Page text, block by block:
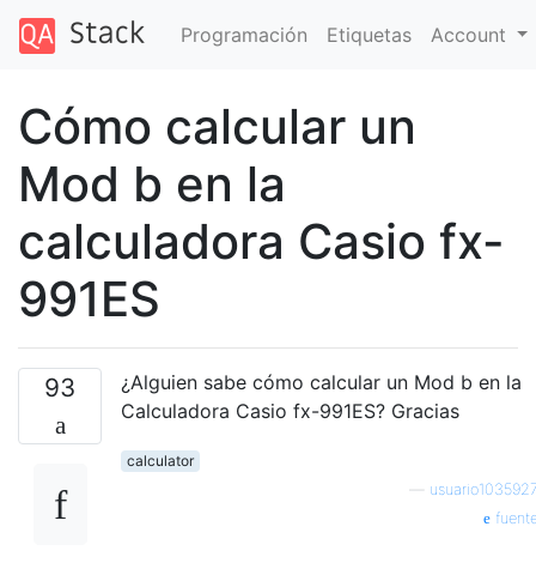
Programación Etiquetas Account
Cómo calcular un
Mod b en la
calculadora Casio fx-
991ES
93
¿Alguien sabe cómo calcular un Mod b en la
Calculadora Casio fx-991ES? Gracias
calculator